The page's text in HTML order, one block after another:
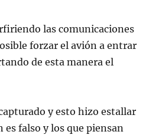
las comunicaciones
forzar el avión a entrar
de esta manera el
y esto hizo estallar
falso y los que piensan